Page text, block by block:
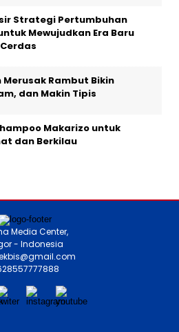
Strategi Pertumbuhan
Mewujudkan Era Baru
Merusak Rambut Bikin
dan Makin Tipis
Makarizo untuk
dan Berkilau
Media Center,
- Indonesia